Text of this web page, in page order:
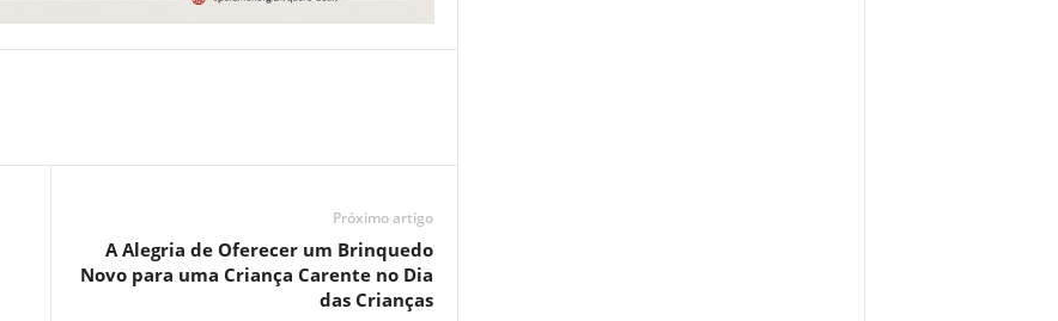
Próximo artigo
A Alegria de Oferecer um Brinquedo
Novo para uma Criança Carente no Dia
das Crianças